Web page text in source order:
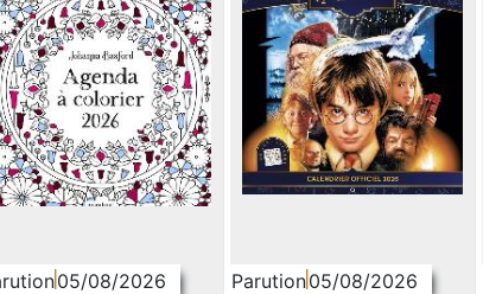
05/08/2026 Parution05/08/2026